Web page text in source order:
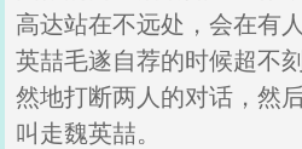
高达站在不远处，会在有
英喆毛遂自荐的时候超不
然地打断两人的对话，然
叫走魏英喆。